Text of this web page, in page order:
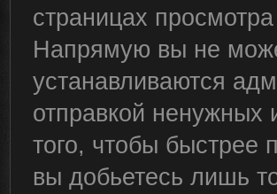
страницах
Напрямую вы не
устанавливаются
отправкой
того, чтобы быстрее
вы добьетесь лишь